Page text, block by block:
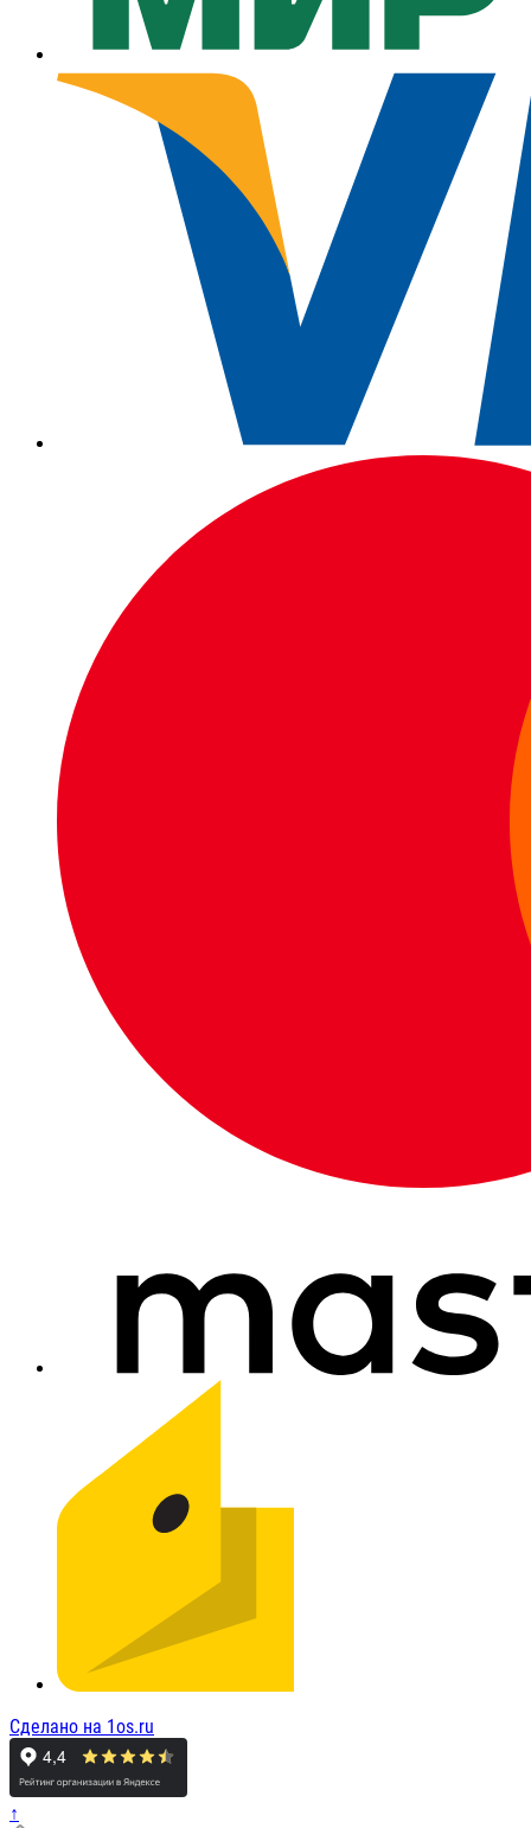
Сделано на 1os.ru
↑